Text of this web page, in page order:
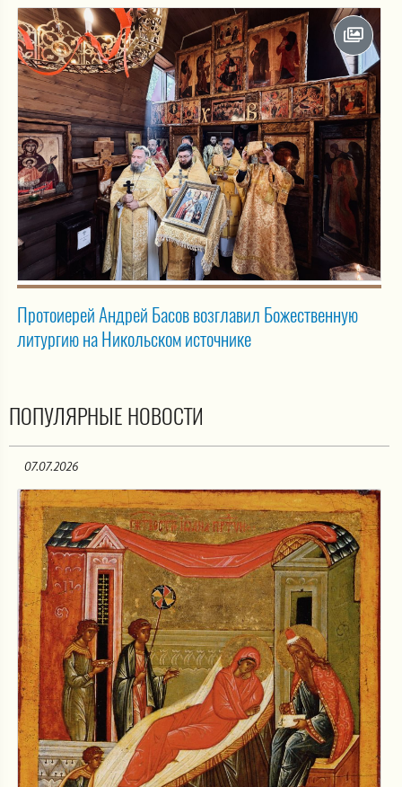
Протоиерей Андрей Басов возглавил Божественную
литургию на Никольском источнике
ПОПУЛЯРНЫЕ НОВОСТИ
07.07.2026